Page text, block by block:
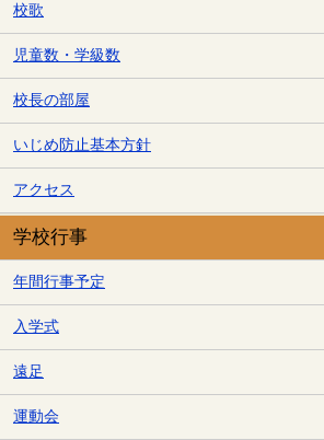
校歌
児童数・学級数
校長の部屋
いじめ防止基本方針
アクセス
学校行事
年間行事予定
入学式
遠足
運動会